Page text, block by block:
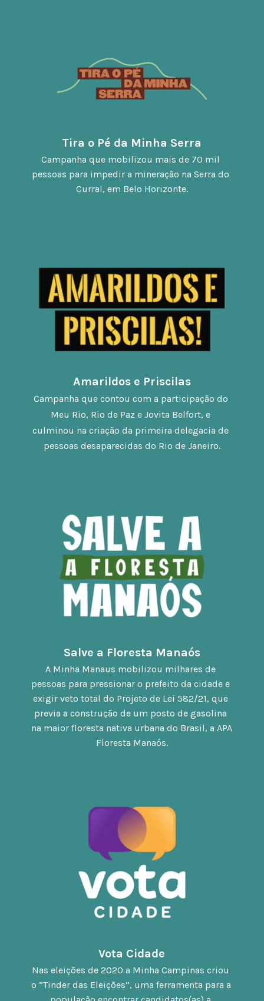
Tira o Pé da Minha Serra
Campanha que mobilizou mais de 70 mil
pessoas para impedir a mineração na Serra do
Curral, em Belo Horizonte.
Amarildos e Priscilas
Campanha que contou com a participação do
Meu Rio, Rio de Paz e Jovita Belfort, e
culminou na criação da primeira delegacia de
pessoas desaparecidas do Rio de Janeiro.
Salve a Floresta Manaós
A Minha Manaus mobilizou milhares de
pessoas para pressionar o prefeito da cidade e
exigir veto total do Projeto de Lei 582/21, que
previa a construção de um posto de gasolina
na maior floresta nativa urbana do Brasil, a APA
Floresta Manaós.
Vota Cidade
Nas eleições de 2020 a Minha Campinas criou
o “Tinder das Eleições”, uma ferramenta para a